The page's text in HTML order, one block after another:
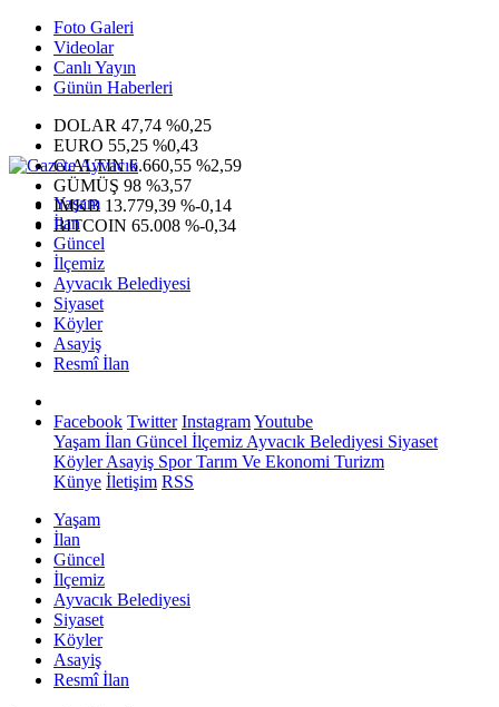
Foto Galeri
Videolar
Canlı Yayın
Günün Haberleri
DOLAR 47,74 %0,25
EURO 55,25 %0,43
G.ALTIN6.660,55 %2,59
GÜMÜŞ 98 %3,57
IMKB 13.779,39 %-0,14
BITCOIN 65.008 %-0,34
Yaşam
İlan
Güncel
İlçemiz
Ayvacık Belediyesi
Siyaset
Köyler
Asayiş
Resmî İlan
Facebook Twitter InstagramYoutube
Yaşam İlan Güncel İlçemiz Ayvacık Belediyesi Siyaset
KöylerAsayiş SporTarım Ve Ekonomi Turizm
Künye İletişim RSS
Yaşam
İlan
Güncel
İlçemiz
Ayvacık Belediyesi
Siyaset
Köyler
Asayiş
Resmî İlan